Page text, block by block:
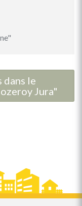
dans le
Jura"